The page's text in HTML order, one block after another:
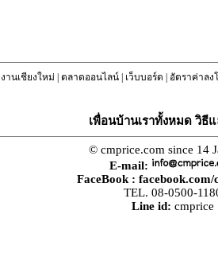
านเชียงใหม่ | ตลาดออนไลน์| เว็บบอร์ด | อัตราค่าล
เพื่อนบ้านเราทั้งหมด วิธี
© cmprice.com since 14
E-mail:
FaceBook :
TEL. 08-0500-
Line id: cmprice